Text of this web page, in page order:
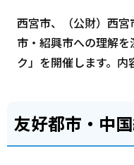
西宮市、（公財）西
市・紹興市への理解
ク」を開催します。内
友好都市・中